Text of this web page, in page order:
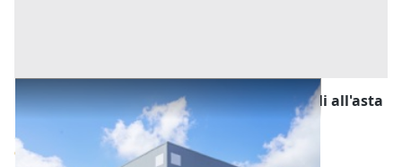
Fabbricati Costruiti per Esigenze Industriali all'asta
a Padova
Offerta minima
99.072 € 132.096 €